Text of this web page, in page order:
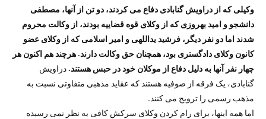
وکیلی که از دراویش گنابادی دفاع می کردند، دو تن از آنها، مصطفی
دانشجو و امید بهروزی که از وکلای قوه قضاییه بودند، از وکالت محروم
شدند اما دو نفر دیگر، فرشید یداللهی و امیر اسلامی که از وکلای عضو
کانون وکلای دادگستری بود، همچنان حق وکالت دارند. هرچند هم اکنون هر
چهار نفر آنها به دلیل دفاع از موکلان خود در حبس هستند.دراویش
گنابادی، یک فرقه از صوفیه هستند که عقاید مذهبی متفاوتی نسبت به
مذهب رسمی را ترویج می کنند.
اما همه اینها، برای رام کردن وکلای سرکش کافی به نظر نمی رسیده